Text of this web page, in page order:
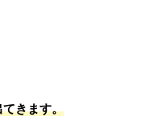
きます。